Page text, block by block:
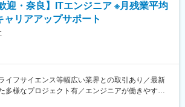
ている開発言語としてはJava、C言語やC＃、
ど
ンジニアとしての成長をお求めの方はESSへ！ー
などの先進的なプロダクト開発に携われます！
ンジニア出身者が多く、共通の価値観で案件の相
迎・奈良】ITエンジニア ※月残業平均
リアアップサポート
イフサイエンス等幅広い業界との取引あり／最新
多様なプロジェクト有／エンジニアが働きやすい